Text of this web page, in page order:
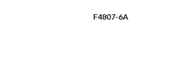
F4807-6A